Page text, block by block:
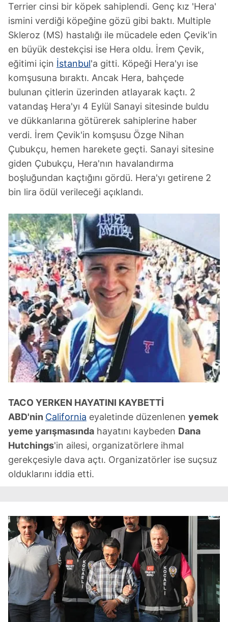
Terrier cinsi bir köpek sahiplendi. Genç kız 'Hera'
ismini verdiği köpeğine gözü gibi baktı. Multiple
Skleroz (MS) hastalığı ile mücadele eden Çevik'in
en büyük destekçisi ise Hera oldu. İrem Çevik,
eğitimi için İstanbul'a gitti. Köpeği Hera'yı ise
komşusuna bıraktı. Ancak Hera, bahçede
bulunan çitlerin üzerinden atlayarak kaçtı. 2
vatandaş Hera'yı 4 Eylül Sanayi sitesinde buldu
ve dükkanlarına götürerek sahiplerine haber
verdi. İrem Çevik'in komşusu Özge Nihan
Çubukçu, hemen harekete geçti. Sanayi sitesine
giden Çubukçu, Hera'nın havalandırma
boşluğundan kaçtığını gördü. Hera'yı getirene 2
bin lira ödül verileceği açıklandı.
TACO YERKEN HAYATINI KAYBETTİ
ABD'nin California eyaletinde düzenlenen yemek
yeme yarışmasında hayatını kaybeden Dana
Hutchings'in ailesi, organizatörlere ihmal
gerekçesiyle dava açtı. Organizatörler ise suçsuz
olduklarını iddia etti.